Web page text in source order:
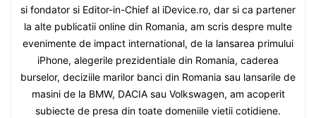
si fondator si Editor-in-Chief al iDevice.ro, dar si ca partener
la alte publicatii online din Romania, am scris despre multe
evenimente de impact international, de la lansarea primului
iPhone, alegerile prezidentiale din Romania, caderea
burselor, deciziile marilor banci din Romania sau lansarile de
masini de la BMW, DACIA sau Volkswagen, am acoperit
subiecte de presa din toate domeniile vietii cotidiene.